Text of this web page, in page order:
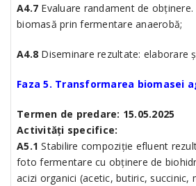
A4.7 Evaluare randament de
biomasă prin fermentare anaerobă;
A4.8 Diseminare rezultate: elaborare
Faza 5. Transformarea
Termen de predare: 15.05.2025
Activități specifice:
A5.1 Stabilire compoziție efluent
foto fermentare cu obținere de
acizi organici (acetic, butiric, succinic,